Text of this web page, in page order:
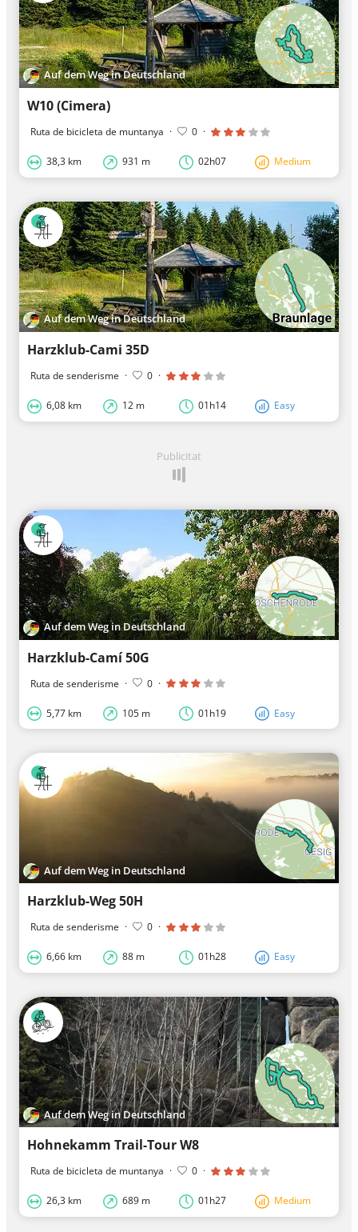
Auf dem Weg in Deutschland
W10 (Cimera)
Ruta de bicicleta de muntanya · 0 ·
38,3 km 931 m 02h07 Medium
Auf dem Weg in Deutschland
Harzklub-Cami 35D
Ruta de senderisme · 0 ·
6,08 km 12 m 01h14 Easy
Publicitat
Auf dem Weg in Deutschland
Harzklub-Camí 50G
Ruta de senderisme · 0 ·
5,77 km 105 m 01h19 Easy
Auf dem Weg in Deutschland
Harzklub-Weg 50H
Ruta de senderisme · 0 ·
6,66 km 88 m 01h28 Easy
Auf dem Weg in Deutschland
Hohnekamm Trail-Tour W8
Ruta de bicicleta de muntanya · 0 ·
26,3 km 689 m 01h27 Medium